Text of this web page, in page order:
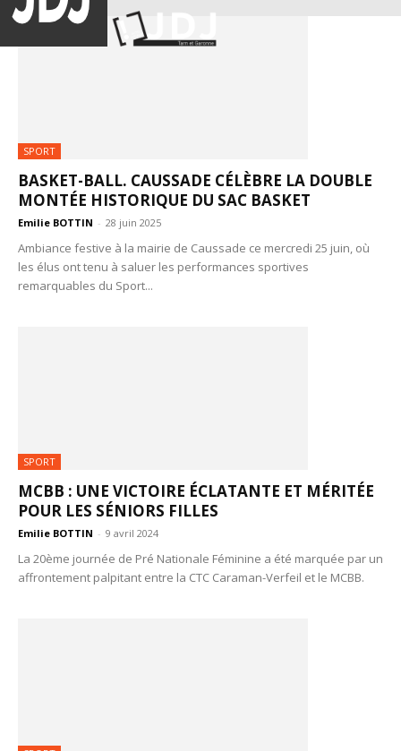
SPORT
BASKET-BALL. CAUSSADE CÉLÈBRE LA DOUBLE
MONTÉE HISTORIQUE DU SAC BASKET
Emilie BOTTIN - 28 juin 2025
Ambiance festive à la mairie de Caussade ce mercredi 25 juin, où
les élus ont tenu à saluer les performances sportives
remarquables du Sport...
SPORT
MCBB : UNE VICTOIRE ÉCLATANTE ET MÉRITÉE
POUR LES SÉNIORS FILLES
Emilie BOTTIN - 9 avril 2024
La 20ème journée de Pré Nationale Féminine a été marquée par un
affrontement palpitant entre la CTC Caraman-Verfeil et le MCBB.